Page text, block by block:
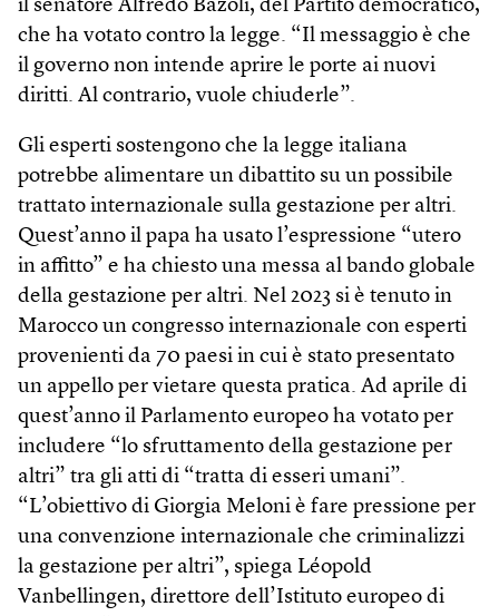
il senatore Alfredo Bazoli, del Partito democratico,
che ha votato contro la legge. “Il messaggio è che
il governo non intende aprire le porte ai nuovi
diritti. Al contrario, vuole chiuderle”.
Gli esperti sostengono che la legge italiana
potrebbe alimentare un dibattito su un possibile
trattato internazionale sulla gestazione per altri.
Quest’anno il papa ha usato l’espressione “utero
in affitto” e ha chiesto una messa al bando globale
della gestazione per altri. Nel 2023 si è tenuto in
Marocco un congresso internazionale con esperti
provenienti da 70 paesi in cui è stato presentato
un appello per vietare questa pratica. Ad aprile di
quest’anno il Parlamento europeo ha votato per
includere “lo sfruttamento della gestazione per
altri” tra gli atti di “tratta di esseri umani”.
“L’obiettivo di Giorgia Meloni è fare pressione per
una convenzione internazionale che criminalizzi
la gestazione per altri”, spiega Léopold
Vanbellingen, direttore dell’Istituto europeo di